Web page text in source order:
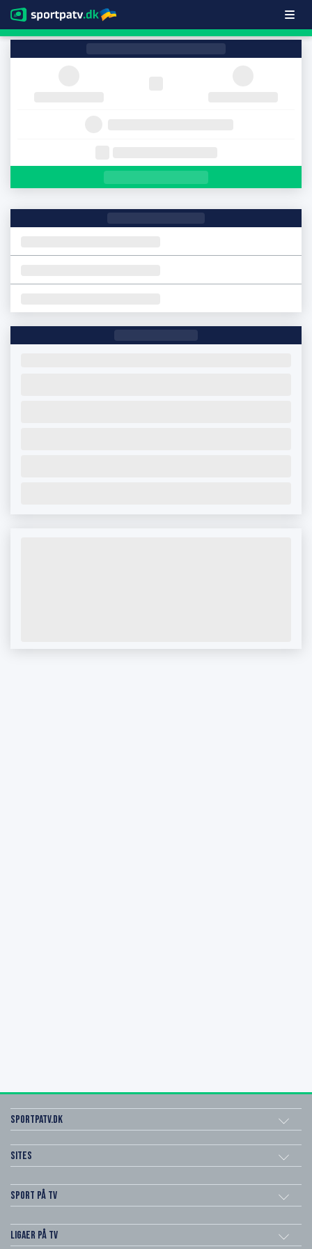
SportPaTV.dk
Sites
Sport på TV
Ligaer på TV